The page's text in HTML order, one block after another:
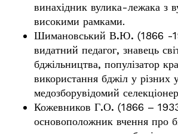
винахідник вулика-лежака з
високими рамками.
Шимановський В.Ю. (1866 -
видатний педагог, знавець
бджільництва, популізатор
використання бджіл у різних
медозборувідомий
Кожевников Г.О. (1866 –
основоположник вчення про